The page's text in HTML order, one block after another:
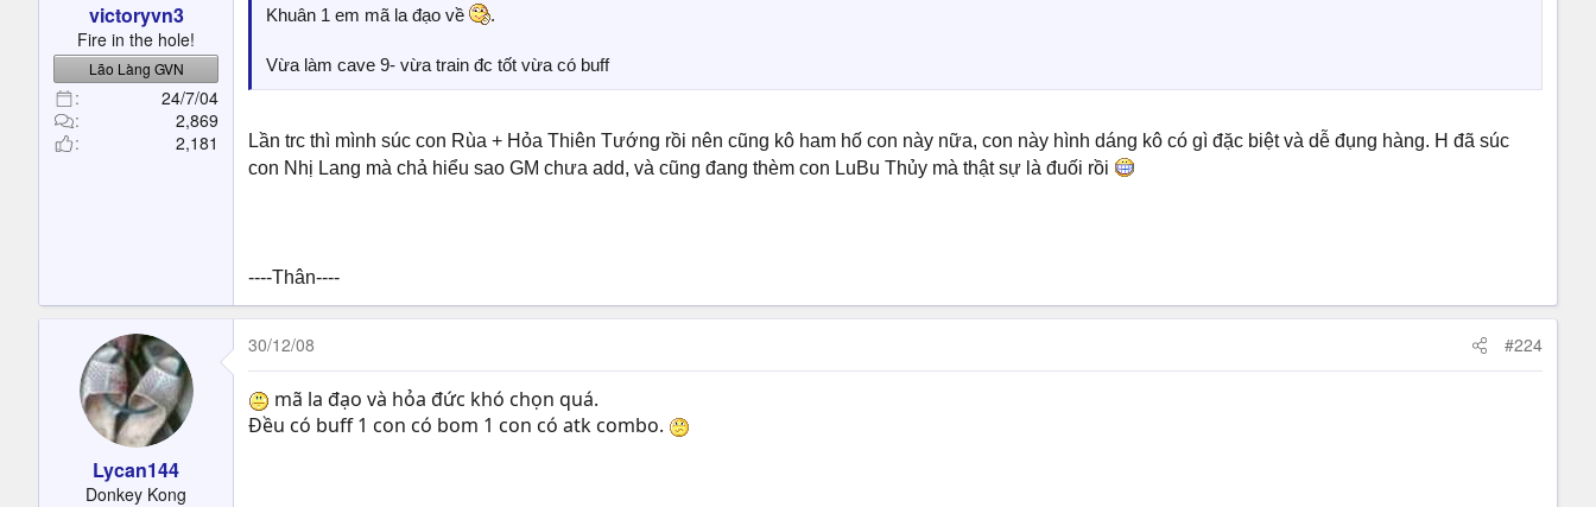
victoryvn3
Fire in the hole!
Lão Làng GVN
24/7/04
2,869
2,181
Khuân 1 em mã la đạo về .
Vừa làm cave 9- vừa train đc tốt vừa có buff
Lần trc thì mình súc con Rùa + Hỏa Thiên Tướng rồi nên cũng kô ham hố con này nữa, con này hình dáng kô có gì đặc biệt và dễ đụng hàng. H đã súc
con Nhị Lang mà chả hiểu sao GM chưa add, và cũng đang thèm con LuBu Thủy mà thật sự là đuối rồi
----Thân----
Lycan144
Donkey Kong
30/12/08 #224
mã la đạo và hỏa đức khó chọn quá.
Đều có buff 1 con có bom 1 con có atk combo.